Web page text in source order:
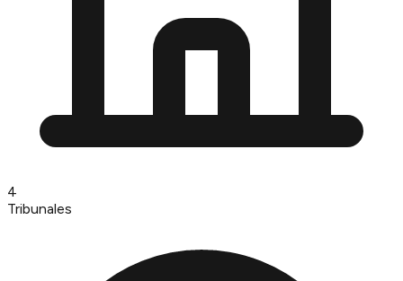
4
Tribunales